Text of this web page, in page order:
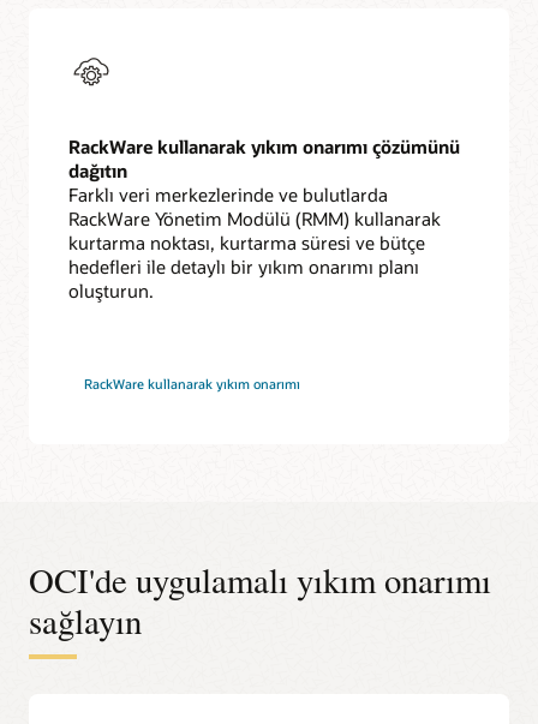
RackWare kullanarak yıkım onarımı çözümünü
dağıtın
Farklı veri merkezlerinde ve bulutlarda
RackWare Yönetim Modülü (RMM) kullanarak
kurtarma noktası, kurtarma süresi ve bütçe
hedefleri ile detaylı bir yıkım onarımı planı
oluşturun.
RackWare kullanarak yıkım onarımı
OCI'de uygulamalı yıkım onarımı
sağlayın